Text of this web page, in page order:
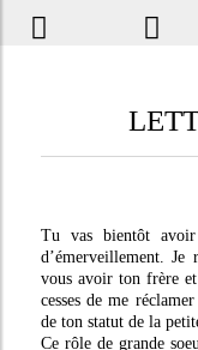
Tu vas bientôt
d’émerveillement.
vous avoir ton frère
cesses de me
de ton statut de la
Ce rôle de grande